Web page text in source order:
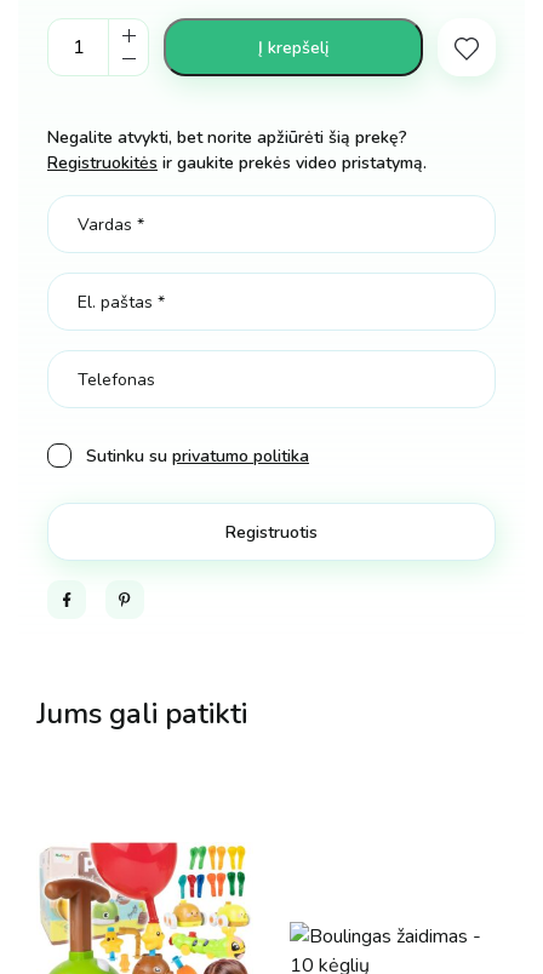
Interaktyvus
kiškis
kiekis
Į krepšelį
Negalite atvykti, bet norite apžiūrėti šią prekę?
Registruokitės ir gaukite prekės video pristatymą.
Sutinku su privatumo politika
FacebookPinterest
Jums gali patikti